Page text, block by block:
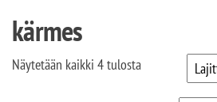
kärmes
Näytetään kaikki 4 tulosta